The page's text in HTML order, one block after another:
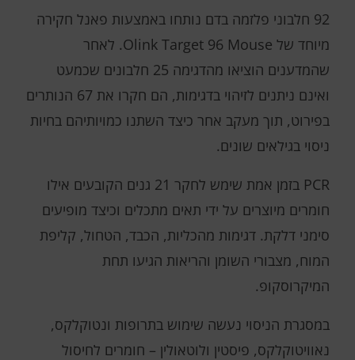
92 חלבוני פלזמה בדם נותחו באמצעות פאנל חקירה
מיוחד של Olink Target 96 Mouse. לאחר
שהמדענים הוציאו מהדגימה 25 חלבונים שכמעט
ואינם ניתנים לזיהוי בדגימות, הם חקרו את 67 הנותרים
בפירוט, תוך מעקב אחר כיצד השתנו כמויותיהם בחיות
ניסוי בגילאים שונים.
PCR בזמן אמת שימש לחקר 21 גנים הקובעים אילו
חומרים מיוצרים על ידי תאים מתכלים וכיצד מופיעים
סימני דלקת. דגימות מהכליות, הכבד, הטחול, קליפת
המוח, מצבורי השומן והריאות הגיעו תחת
המיקרוסקופ.
במסגרת הניסוי נעשה שימוש בתרופות ונטוקלקס,
נאוויטוקלקס, פיסטין ולוטאולין – חומרים לחיסול